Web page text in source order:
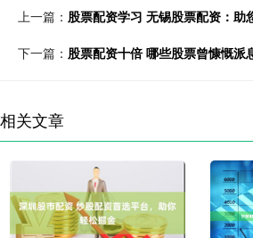
上一篇： 股票配资学习 无锡股票配资：助
下一篇： 股票配资十倍 哪些股票曾慷慨派
相关文章